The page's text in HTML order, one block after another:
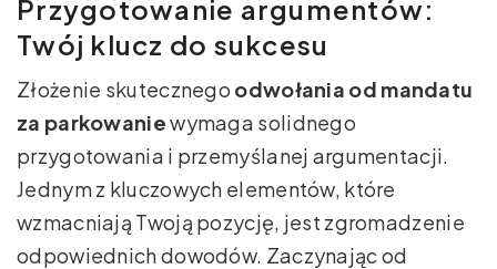
Przygotowanie argumentów:
Twój klucz do sukcesu
Złożenie skutecznego odwołania od mandatu
za parkowaniewymaga solidnego
przygotowania i przemyślanej argumentacji.
Jednym z kluczowych elementów, które
wzmacniają Twoją pozycję, jest zgromadzenie
odpowiednich dowodów. Zaczynając od